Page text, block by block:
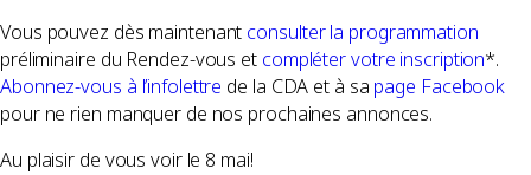
Vous pouvez dès maintenant consulter la programmation
préliminaire du Rendez-vous et compléter votre inscription*.
Abonnez-vous à l’infolettre de la CDA et à sa page Facebook
pour ne rien manquer de nos prochaines annonces.
Au plaisir de vous voir le 8 mai!